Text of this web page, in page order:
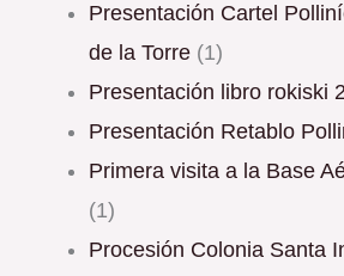
Presentación Cartel Polliníca 2025 Alhaurín
de la Torre (1)
Presentación libro rokiski
Presentación Retablo
Primera visita a la Base
(1)
Procesión Colonia Santa